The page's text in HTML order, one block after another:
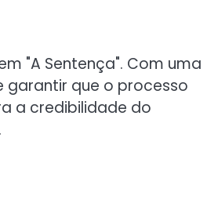
"A Sentença". Com uma
garantir que o processo
a credibilidade do